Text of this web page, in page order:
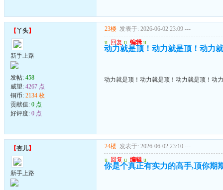
【丫头】
新手上路
发帖: 458
威望: 4267 点
铜币: 2134 枚
贡献值: 0 点
好评度: 0 点
23楼 发表于: 2026-06-02 23:09 ---
u 回复 u 编辑 u
动力就是顶！动力就是顶！动力
动力就是顶！动力就是顶！动力就是顶！动
【杏儿】
新手上路
24楼 发表于: 2026-06-02 23:10 ---
u 回复 u 编辑 u
你是个真正有实力的高手,顶你期